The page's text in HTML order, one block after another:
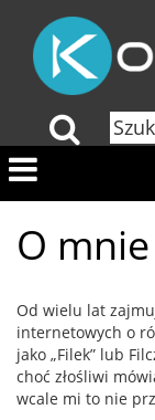
O mnie
Od wielu lat
internetowych o
jako „Filek” lub
choć złośliwi
wcale mi to nie